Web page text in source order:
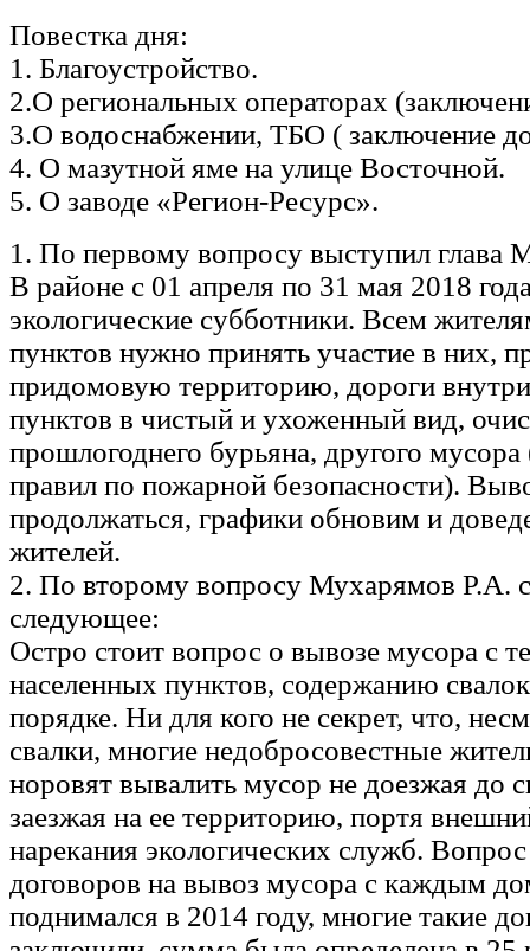
Повестка дня:
1. Благоустройство.
2.О региональных операторах
3.О водоснабжении, ТБО ( заключение
4. О мазутной яме на улице Восточной.
5. О заводе «Регион-Ресурс».
1. По первому вопросу выступил глава
В районе с 01 апреля по 31 мая 2018
экологические субботники. Всем
пунктов нужно принять участие в них,
придомовую территорию, дороги
пунктов в чистый и ухоженный вид,
прошлогоднего бурьяна, другого
правил по пожарной безопасности).
продолжаться, графики обновим и
жителей.
2. По второму вопросу Мухарямов Р.А.
следующее:
Остро стоит вопрос о вывозе мусора с
населенных пунктов, содержанию
порядке. Ни для кого не секрет, что,
свалки, многие недобросовестные
норовят вывалить мусор не доезжая до
заезжая на ее территорию, портя
нарекания экологических служб.
договоров на вывоз мусора с каждым
поднимался в 2014 году, многие такие